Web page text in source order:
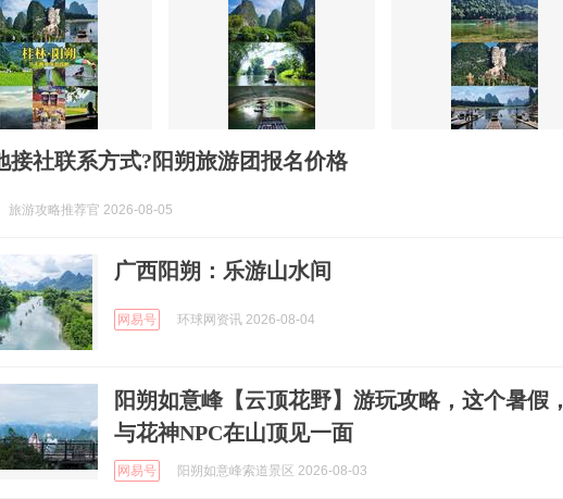
接社联系方式?阳朔旅游团报名价格
旅游攻略推荐官 2026-08-05
广西阳朔：乐游山水间
网易号 环球网资讯 2026-08-04
阳朔如意峰【云顶花野】游玩攻略，这个暑假，
与花神NPC在山顶见一面
网易号 阳朔如意峰索道景区 2026-08-03